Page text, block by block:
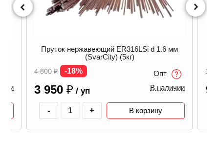
Пруток нержавеющий ER316LSi d 1.6 мм
(SvarCity) (5кг)
4 800₽ -18%
3 950 ₽ / уп
Опт
В наличии
- + В корзину
15
9